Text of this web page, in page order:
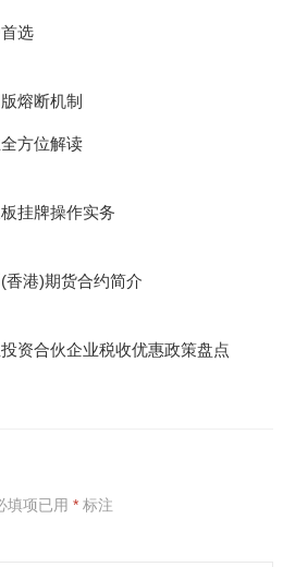
选
熔断机制
方位解读
挂牌操作实务
香港)期货合约简介
资合伙企业税收优惠政策盘点
填项已用 *标注